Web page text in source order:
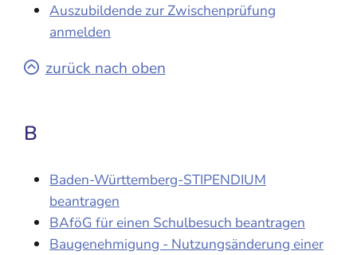
Auszubildende zur Zwischenprüfung
anmelden
zurück nach oben
B
Baden-Württemberg-STIPENDIUM
beantragen
BAföG für einen Schulbesuch beantragen
Baugenehmigung - Nutzungsänderung einer